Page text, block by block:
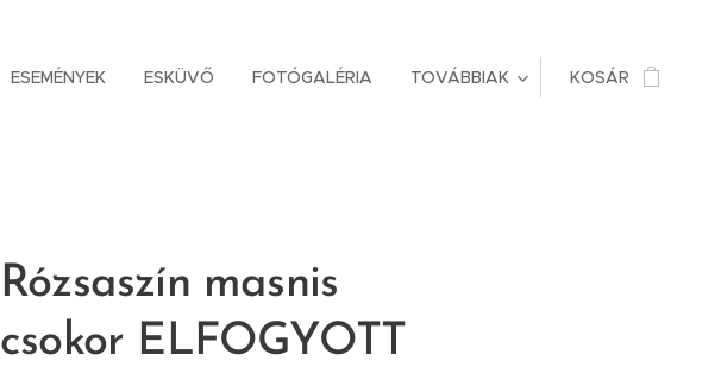
ESEMÉNYEK ESKÜVŐ FOTÓGALÉRIA TOVÁBBIAK KOSÁR
Rózsaszín masnis
csokor ELFOGYOTT